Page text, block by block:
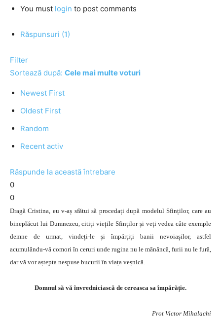
You must login to post comments
Răspunsuri (1)
Filter
Sortează după: Cele mai multe voturi
Newest First
Oldest First
Random
Recent activ
Răspunde la această întrebare
0
0
Dragă Cristina, eu v-aș sfătui să procedați după modelul Sfinților, care au
bineplăcut lui Dumnezeu, citiți viețile Sfinților și veți vedea câte exemple
demne de urmat, vindeți-le și împărțiți banii nevoiașilor, astfel
acumulându-vă comori în ceruri unde rugina nu le mănâncă, furii nu le fură,
dar vă vor aștepta nespuse bucurii în viața veșnică.
Domnul să vă învredniciască de cereasca sa împărăție.
Prot Victor Mihalachi